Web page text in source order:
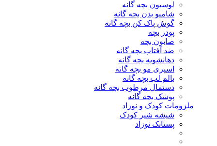
لوسیون بچه گانه
شامپو بدن بچه گانه
گوش پاک کن بچه گانه
پودر بچه
صابون بچه
ضد آفتاب بچه گانه
دهانشویه بچه گانه
اسپری مو بچه گانه
بالم لب بچه گانه
دستمال مرطوب بچه گانه
پوشک بچه گانه
ملزومات کودک و نوزاد
شیشه شیر کودک
پستانک نوزاد